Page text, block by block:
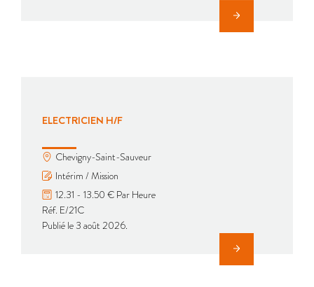
ELECTRICIEN H/F
Chevigny-Saint-Sauveur
Intérim / Mission
12.31 - 13.50 € Par Heure
Réf. E/21C
Publié le 3 août 2026.